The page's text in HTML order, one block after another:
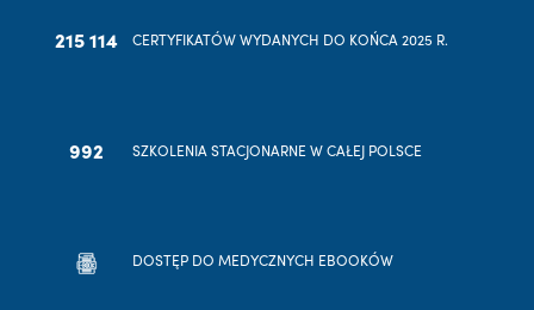
215 114 CERTYFIKATÓW WYDANYCH DO KOŃCA 2025 R.
992 SZKOLENIA STACJONARNE W CAŁEJ POLSCE
DOSTĘP DO MEDYCZNYCH EBOOKÓW